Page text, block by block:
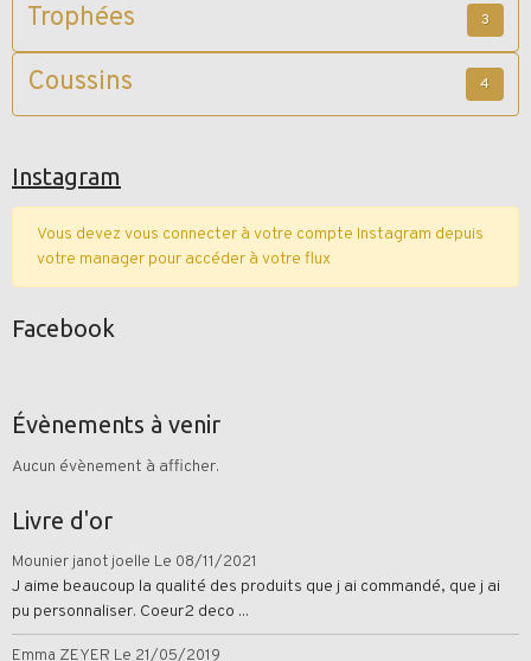
Trophées 3
Coussins 4
Instagram
Vous devez vous connecter à votre compte Instagram depuis
votre manager pour accéder à votre flux
Facebook
Évènements à venir
Aucun évènement à afficher.
Livre d'or
Mounier janot joelle Le 08/11/2021
J aime beaucoup la qualité des produits que j ai commandé, que j ai
pu personnaliser. Coeur2 deco ...
Emma ZEYER Le 21/05/2019